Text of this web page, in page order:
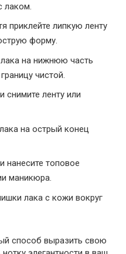
лаком.
приклейте липкую ленту
форму.
на нижнюю часть
чистой.
снимите ленту или
на острый конец
нанесите топовое
маникюра.
лака с кожи вокруг
способ выразить свою